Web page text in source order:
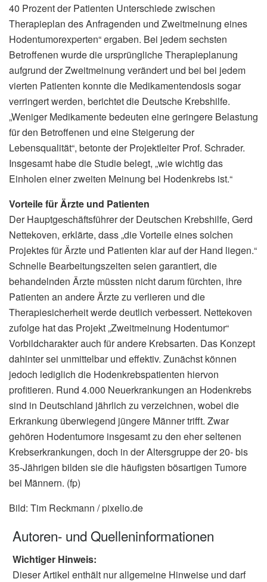
40 Prozent der Patienten Unterschiede zwischen
Therapieplan des Anfragenden und Zweitmeinung eines
Hodentumorexperten“ ergaben. Bei jedem sechsten
Betroffenen wurde die ursprüngliche Therapieplanung
aufgrund der Zweitmeinung verändert und bei bei jedem
vierten Patienten konnte die Medikamentendosis sogar
verringert werden, berichtet die Deutsche Krebshilfe.
„Weniger Medikamente bedeuten eine geringere Belastung
für den Betroffenen und eine Steigerung der
Lebensqualität“, betonte der Projektleiter Prof. Schrader.
Insgesamt habe die Studie belegt, „wie wichtig das
Einholen einer zweiten Meinung bei Hodenkrebs ist.“
Vorteile für Ärzte und Patienten
Der Hauptgeschäftsführer der Deutschen Krebshilfe, Gerd
Nettekoven, erklärte, dass „die Vorteile eines solchen
Projektes für Ärzte und Patienten klar auf der Hand liegen.“
Schnelle Bearbeitungszeiten seien garantiert, die
behandelnden Ärzte müssten nicht darum fürchten, ihre
Patienten an andere Ärzte zu verlieren und die
Therapiesicherheit werde deutlich verbessert. Nettekoven
zufolge hat das Projekt „Zweitmeinung Hodentumor“
Vorbildcharakter auch für andere Krebsarten. Das Konzept
dahinter sei unmittelbar und effektiv. Zunächst können
jedoch lediglich die Hodenkrebspatienten hiervon
profitieren. Rund 4.000 Neuerkrankungen an Hodenkrebs
sind in Deutschland jährlich zu verzeichnen, wobei die
Erkrankung überwiegend jüngere Männer trifft. Zwar
gehören Hodentumore insgesamt zu den eher seltenen
Krebserkrankungen, doch in der Altersgruppe der 20- bis
35-Jährigen bilden sie die häufigsten bösartigen Tumore
bei Männern. (fp)
Bild: Tim Reckmann / pixelio.de
Autoren- und Quelleninformationen
Wichtiger Hinweis:
Dieser Artikel enthält nur allgemeine Hinweise und darf